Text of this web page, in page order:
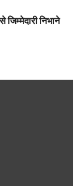
निभाने